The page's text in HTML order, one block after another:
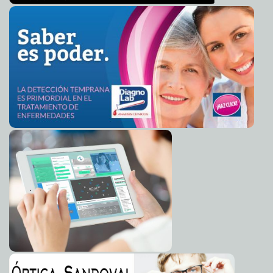
2013-01-28 06:53:31 Hoteleros piden dialogar con Alcalde por la Bici Ruta
Empresario opina que Carnaval perjudica al Paseo de
Montejo Mari Tere Menéndez Monforte
2013-01-28 06:48:08 Fomento Económico arrastra deuda sin cobrar de 30
mdp A7
2013-01-28 06:46:00 Ciudadanía debe colaborar en lucha contra el dengue
2013-01-28 06:44:37 Congreso discutirá ley más estricta contra fumadores
Mari Tere Menéndez Monforte
2013-01-28 06:39:14 Iker Casillas dona 25,000 euros a españoles pobres
Tere Menéndez Monforte
2013-01-28 06:37:00 Cárdenas Batel será embajador en Cuba
2013-01-28 06:35:20 Senadores estadounidenses alcanzan acuerdo sobre
inmigración A7
2013-01-28 06:33:43 Renueva México compromiso con Alianza del Pacífico
Mari Tere Menéndez Monforte
2013-01-28 06:32:07 Belice, paraíso de Zetas y Maras
2013-01-28 06:29:15 Ministro japonés pide a los ancianos 'que se mueran
pronto' A7
2013-01-28 06:27:56 EE. UU. valora consecuencias de intervención en Siria
A7
2013-01-28 06:26:29 Maduro leyó ayer una carta de Chávez a presidentes de